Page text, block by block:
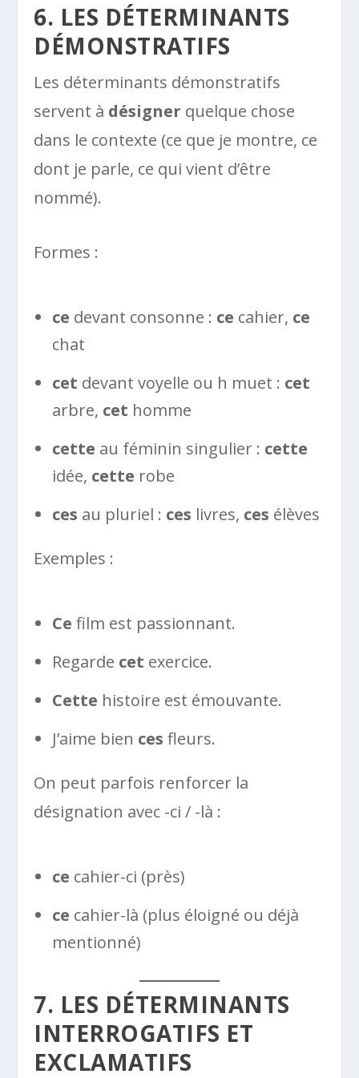
6. LES DÉTERMINANTS
DÉMONSTRATIFS
Les déterminants démonstratifs
servent à désigner quelque chose
dans le contexte (ce que je montre, ce
dont je parle, ce qui vient d’être
nommé).
Formes :
ce devant consonne : ce cahier, ce
chat
cet devant voyelle ou h muet : cet
arbre, cet homme
cette au féminin singulier : cette
idée, cette robe
ces au pluriel : ces livres, ces élèves
Exemples :
Ce film est passionnant.
Regarde cet exercice.
Cette histoire est émouvante.
J’aime bien ces fleurs.
On peut parfois renforcer la
désignation avec -ci / -là :
ce cahier-ci (près)
ce cahier-là (plus éloigné ou déjà
mentionné)
7. LES DÉTERMINANTS
INTERROGATIFS ET
EXCLAMATIFS